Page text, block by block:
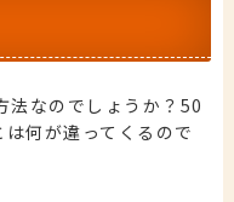
法なのでしょうか？50
何が違ってくるので